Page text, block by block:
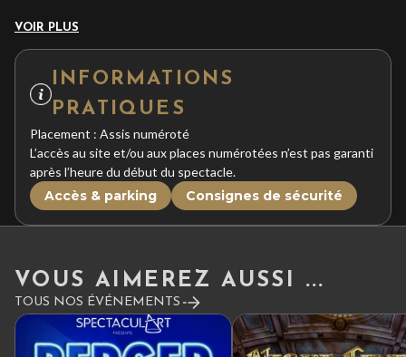
VOIR PLUS
INFORMATIONS
PRATIQUES
Placement : Assis numéroté
L’accès au site et/ou aux places numérotées n’est pas garanti
après l’heure du début du spectacle.
Accès & parking Consignes de sécurité
VOUS AIMEREZ AUSSI ...
TOUS NOS ÉVÉNEMENTS